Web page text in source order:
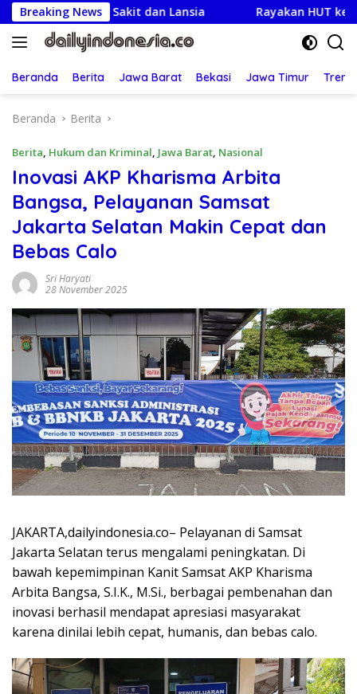
Langsung
ke
konten
Breaking News
Sakit dan Lansia Rayakan HUT ke-25,Partai
Beranda Berita Jawa Barat Bekasi Jawa Timur
Beranda Berita
Berita, Hukum dan Kriminal, Jawa Barat, Nasional
Inovasi AKP Kharisma Arbita
Bangsa, Pelayanan Samsat
Jakarta Selatan Makin Cepat dan
Bebas Calo
Sri Haryati
28 November 2025
JAKARTA,dailyindonesia.co– Pelayanan di Samsat
Jakarta Selatan terus mengalami peningkatan. Di
bawah kepemimpinan Kanit Samsat AKP Kharisma
Arbita Bangsa, S.I.K., M.Si., berbagai pembenahan dan
inovasi berhasil mendapat apresiasi masyarakat
karena dinilai lebih cepat, humanis, dan bebas calo.